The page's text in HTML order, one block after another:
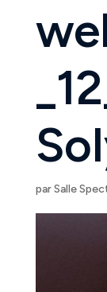
parSalle